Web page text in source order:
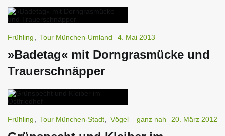
Frühling Tour München-Umland 4. Mai 2013
»Badetag« mit Dorngrasmücke und
Trauerschnäpper
Frühling Tour München-Stadt Vögel – ganz nah 20. März 2012